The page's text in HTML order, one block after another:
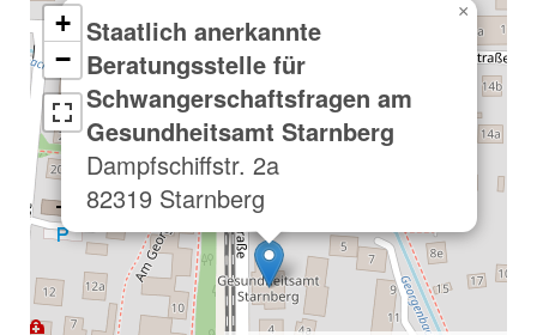
Staatlich anerkannte
Beratungsstelle für
Schwangerschaftsfragen am
Gesundheitsamt Starnberg
Dampfschiffstr. 2a
82319 Starnberg
×
+
−